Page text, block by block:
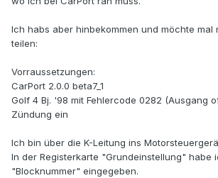
Ich habs aber hinbekommen und möchte mal
teilen:
Vorraussetzungen:
CarPort 2.0.0 beta7_1
Golf 4 Bj. '98 mit Fehlercode 0282 (Ausgang
Zündung ein
Ich bin über die K-Leitung ins
In der Registerkarte "Grundeinstellung" habe
"Blocknummer" eingegeben.